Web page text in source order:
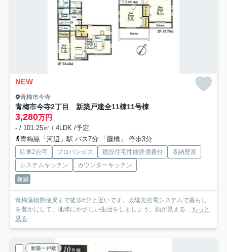
NEW
青梅市今寺
青梅市今寺2丁目 新築戸建全11棟11号棟
3,280万円
- / 101.25㎡ / 4LDK /予定
青梅線「河辺」駅 バス7分 「藤橋」 停歩3分
駐車2台可 プロパンガス 建設住宅性能評価書付
収納豊富
システムキッチン
カウンターキッチン
新築
青梅藤橋郵便局まで徒歩6分と近いです。太陽光発電システムで暮らし
を豊かにして、地球にやさしい生活をしましょう。顔が見える... もっと
見る
新築一戸建